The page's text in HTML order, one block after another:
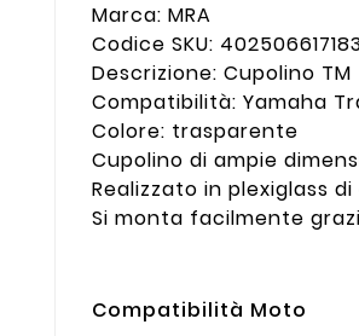
Marca: MRA
Codice SKU:
Descrizione: Cupolino TM
Compatibilità: Yamaha
Colore: trasparente
Cupolino di ampie
Realizzato in plexiglass
Si monta facilmente
Compatibilità Moto